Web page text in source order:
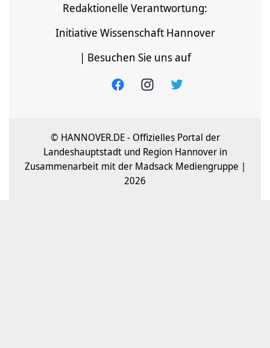
Redaktionelle Verantwortung:
Initiative Wissenschaft Hannover
| Besuchen Sie uns auf
© HANNOVER.DE - Offizielles Portal der
Landeshauptstadt und Region Hannover in
Zusammenarbeit mit der Madsack Mediengruppe |
2026